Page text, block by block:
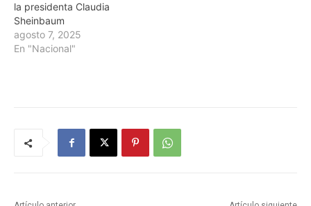
la presidenta Claudia
Sheinbaum
agosto 7, 2025
En "Nacional"